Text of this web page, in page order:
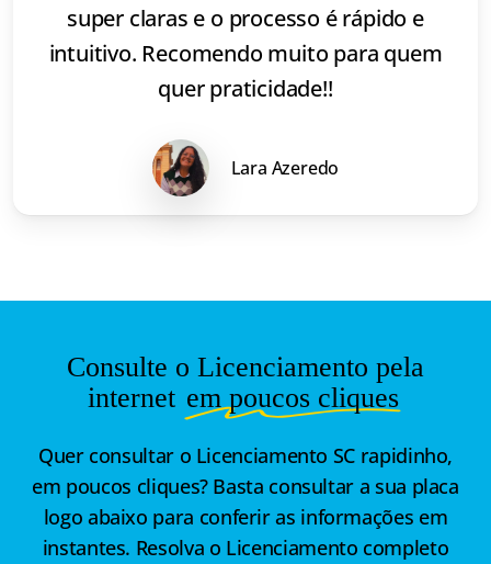
super claras e o processo é rápido e
intuitivo. Recomendo muito para quem
quer praticidade!!
Lara Azeredo
Consulte o Licenciamento pela
internet em poucos cliques
Quer consultar o Licenciamento SC rapidinho,
em poucos cliques? Basta consultar a sua placa
logo abaixo para conferir as informações em
instantes. Resolva o Licenciamento completo